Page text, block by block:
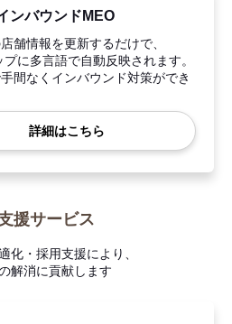
ンバウンドMEO
舗情報を更新するだけで、
に多言語で自動反映されます。
間なくインバウンド対策ができ
詳細はこちら
援サービス
化・採用支援により、
解消に貢献します